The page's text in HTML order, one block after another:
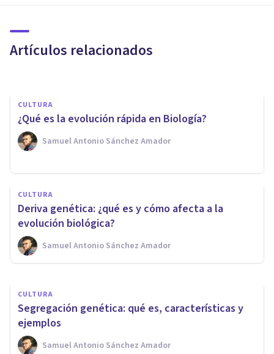
Artículos relacionados
este antropólogo y lingüista
CULTURA
¿Qué es la evolución rápida en Biología?
Samuel Antonio Sánchez Amador
CULTURA
Deriva genética: ¿qué es y cómo afecta a la
evolución biológica?
Samuel Antonio Sánchez Amador
La paradoja de Lewontin: qué
es y qué dice sobre el concepto
de razas humanas
Samuel Antonio Sánchez Amador
CULTURA
Segregación genética: qué es, características y
ejemplos
Samuel Antonio Sánchez Amador